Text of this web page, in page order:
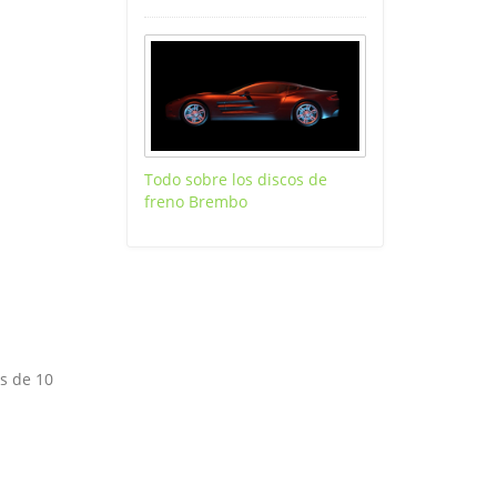
de 10
Todo sobre los discos de
freno Brembo